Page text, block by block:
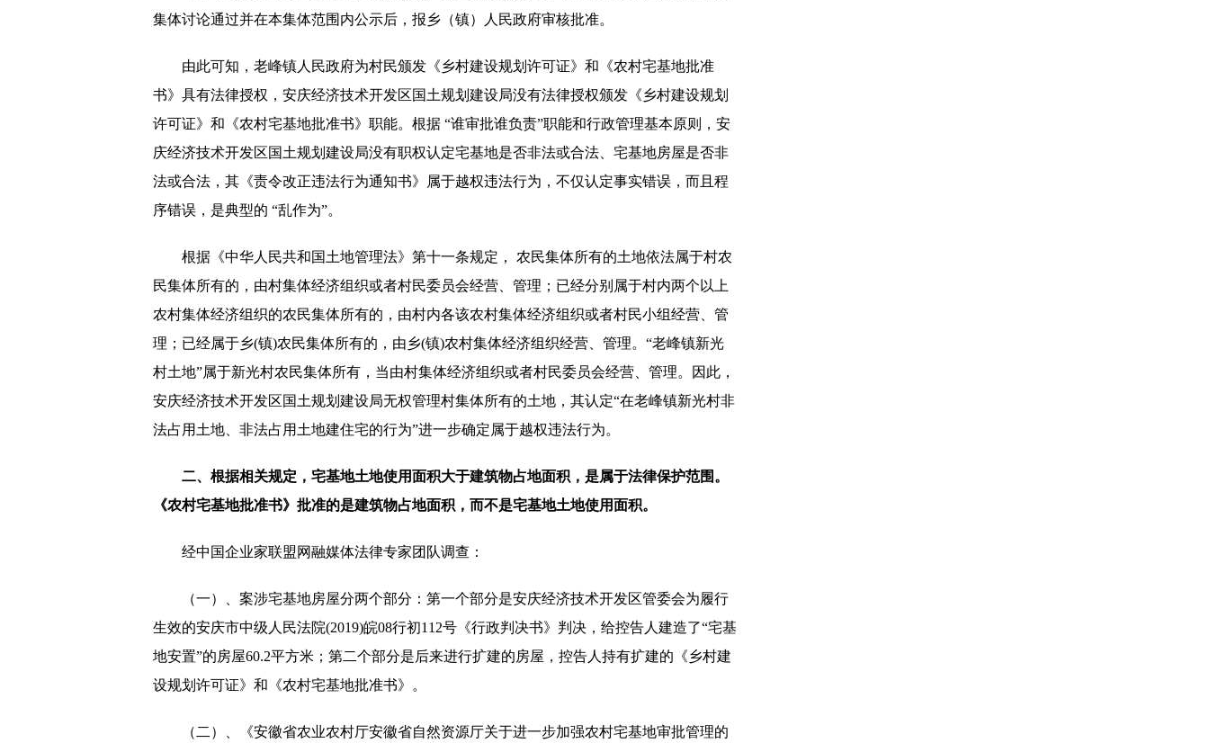
集体讨论通过并在本集体范围内公示后，报乡（镇）人民政府审核批准。
由此可知，老峰镇人民政府为村民颁发《乡村建设规划许可证》和《农村宅基地批准
书》具有法律授权，安庆经济技术开发区国土规划建设局没有法律授权颁发《乡村建设规划
许可证》和《农村宅基地批准书》职能。根据 “谁审批谁负责”职能和行政管理基本原则，安
庆经济技术开发区国土规划建设局没有职权认定宅基地是否非法或合法、宅基地房屋是否非
法或合法，其《责令改正违法行为通知书》属于越权违法行为，不仅认定事实错误，而且程
序错误，是典型的 “乱作为”。
根据《中华人民共和国土地管理法》第十一条规定， 农民集体所有的土地依法属于村农
民集体所有的，由村集体经济组织或者村民委员会经营、管理；已经分别属于村内两个以上
农村集体经济组织的农民集体所有的，由村内各该农村集体经济组织或者村民小组经营、管
理；已经属于乡(镇)农民集体所有的，由乡(镇)农村集体经济组织经营、管理。“老峰镇新光
村土地”属于新光村农民集体所有，当由村集体经济组织或者村民委员会经营、管理。因此，
安庆经济技术开发区国土规划建设局无权管理村集体所有的土地，其认定“在老峰镇新光村非
法占用土地、非法占用土地建住宅的行为”进一步确定属于越权违法行为。
二、根据相关规定，宅基地土地使用面积大于建筑物占地面积，是属于法律保护范围。
《农村宅基地批准书》批准的是建筑物占地面积，而不是宅基地土地使用面积。
经中国企业家联盟网融媒体法律专家团队调查：
（一）、案涉宅基地房屋分两个部分：第一个部分是安庆经济技术开发区管委会为履行
生效的安庆市中级人民法院(2019)皖08行初112号《行政判决书》判决，给控告人建造了“宅基
地安置”的房屋60.2平方米；第二个部分是后来进行扩建的房屋，控告人持有扩建的《乡村建
设规划许可证》和《农村宅基地批准书》。
（二）、《安徽省农业农村厅安徽省自然资源厅关于进一步加强农村宅基地审批管理的